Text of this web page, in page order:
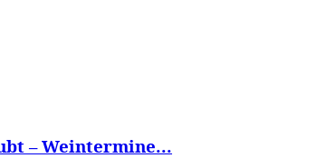
– Weintermine...